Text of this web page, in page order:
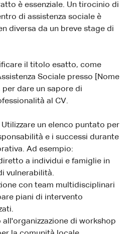
è essenziale. Un tirocinio di
di assistenza sociale è
diversa da un breve stage di
il titolo esatto, come
Sociale presso [Nome
dare un sapore di
al CV.
un elenco puntato per
e i successi durante
Ad esempio:
a individui e famiglie in
vulnerabilità.
con team multidisciplinari
piani di intervento
di workshop